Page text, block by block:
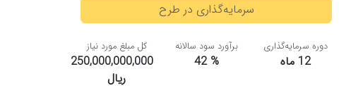
سرمایه‌گذاری در طرح
دوره سرمایه‌گذاری
12 ماه
برآورد سود سالانه
42 %
کل مبلغ مورد نیاز
250,000,000,000
ریال